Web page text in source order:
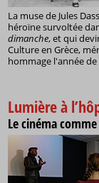
La muse de Jules
héroïne survoltée
dimanche, et qui
Culture en Grèce,
hommage l'année de
Lumière à
Le cinéma